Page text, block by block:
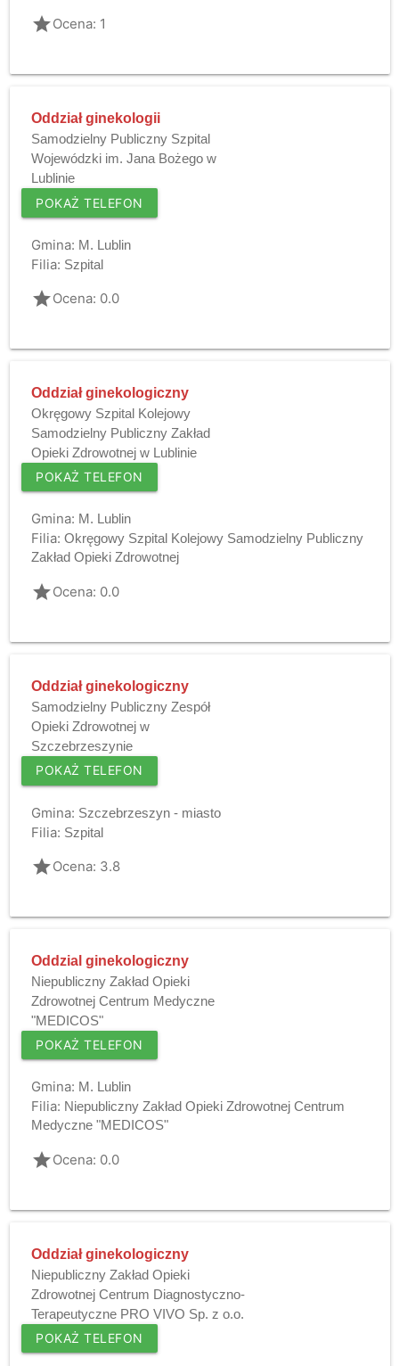
gradeOcena: 1
Oddział ginekologii
Samodzielny Publiczny Szpital
Wojewódzki im. Jana Bożego w
Lublinie
POKAŻ TELEFON
Gmina: M. Lublin
Filia: Szpital
gradeOcena: 0.0
Oddział ginekologiczny
Okręgowy Szpital Kolejowy
Samodzielny Publiczny Zakład
Opieki Zdrowotnej w Lublinie
POKAŻ TELEFON
Gmina: M. Lublin
Filia: Okręgowy Szpital Kolejowy Samodzielny Publiczny
Zakład Opieki Zdrowotnej
gradeOcena: 0.0
Oddział ginekologiczny
Samodzielny Publiczny Zespół
Opieki Zdrowotnej w
Szczebrzeszynie
POKAŻ TELEFON
Gmina: Szczebrzeszyn - miasto
Filia: Szpital
gradeOcena: 3.8
Oddzial ginekologiczny
Niepubliczny Zakład Opieki
Zdrowotnej Centrum Medyczne
"MEDICOS"
POKAŻ TELEFON
Gmina: M. Lublin
Filia: Niepubliczny Zakład Opieki Zdrowotnej Centrum
Medyczne "MEDICOS"
gradeOcena: 0.0
Oddział ginekologiczny
Niepubliczny Zakład Opieki
Zdrowotnej Centrum Diagnostyczno-
Terapeutyczne PRO VIVO Sp. z o.o.
POKAŻ TELEFON